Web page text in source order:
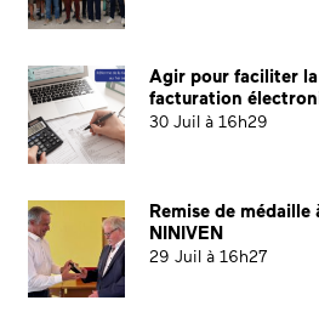
Agir pour faciliter
facturation
30 Juil à 16h29
Remise de médaille
NINIVEN
29 Juil à 16h27